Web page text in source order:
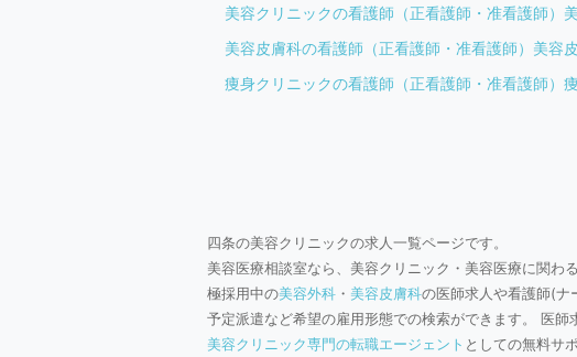
美容クリニックの看護師（正看護師・准看護師）
美容皮膚科の看護師（正看護師・准看護師） 美容
痩身クリニックの看護師（正看護師・准看護師）
四条の美容クリニックの求人一覧ページです。
美容医療相談室なら、美容クリニック・美容医療に関
極採用中の美容外科 ・ 美容皮膚科の医師求人や看護師(ナ
予定派遣など希望の雇用形態での検索ができます。 医師
美容クリニック専門の転職エージェント としての無料サ